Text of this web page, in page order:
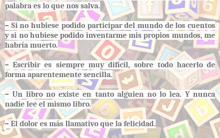
palabra es lo que nos salva.
– Si no hubiese podido participar del mundo de los cuentos
y si no hubiese podido inventarme mis propios mundos, me
habría muerto.
– Escribir es siempre muy difícil, sobre todo hacerlo de
forma aparentemente sencilla.
– Un libro no existe en tanto alguien no lo lea. Y nunca
nadie lee el mismo libro.
– El dolor es más llamativo que la felicidad.